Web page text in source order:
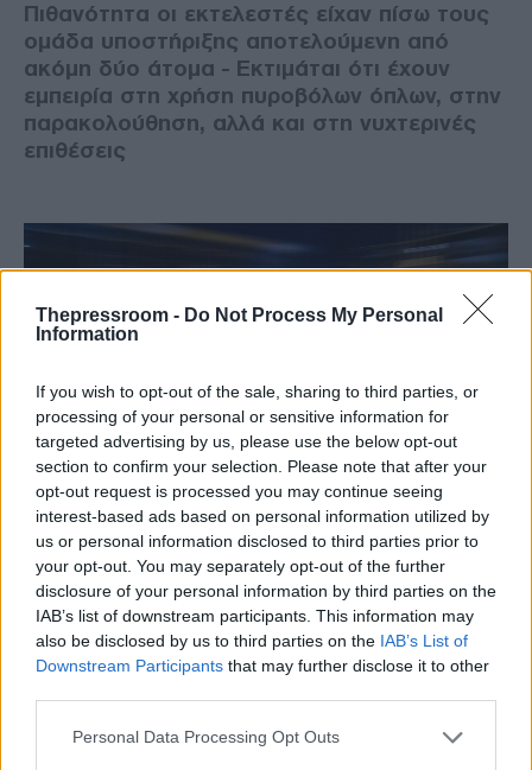
Thepressroom - Do Not Process My Personal
Information
If you wish to opt-out of the sale, sharing to third parties, or
processing of your personal or sensitive information for
targeted advertising by us, please use the below opt-out
section to confirm your selection. Please note that after your
opt-out request is processed you may continue seeing
interest-based ads based on personal information utilized by
us or personal information disclosed to third parties prior to
your opt-out. You may separately opt-out of the further
disclosure of your personal information by third parties on the
IAB’s list of downstream participants. This information may
also be disclosed by us to third parties on the IAB’s List of
Downstream Participants that may further disclose it to other
Please note that this website/app uses one or more Google
Personal Data Processing Opt Outs
Πιθανότητα οι εκτελεστές είχαν πίσω τους
ομάδα υποστήριξης αποτελούμενη από
ακόμη δύο άτομα - Εκτιμάται ότι έχουν
εμπειρία στη χρήση πυροβόλων όπλων, στην
παρακολούθηση, αλλά και στη νυχτερινές
επιθέσεις
ΕΛΛΑΔΑ
25/08/2025 - 20:31
Συνελήφθη στην Κρήτη αρχηγικό μέλος
της ρωσικής μαφίας
Ο 64χρονος άνδρας που συνελήφθη στην
Κρήτη φέρεται να είναι ένα από τα πιο
στο παρελθόν είχε σημαντική επιρροή στο